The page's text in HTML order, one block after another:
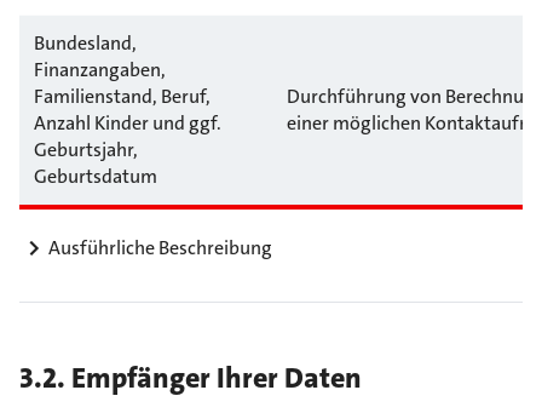
Bundesland,
Finanzangaben,
Familienstand, Beruf,
Anzahl Kinder und ggf.
Geburtsjahr,
Geburtsdatum
Durchführung von
einer möglichen
Ausführliche Beschreibung
3.2. Empfänger Ihrer Daten